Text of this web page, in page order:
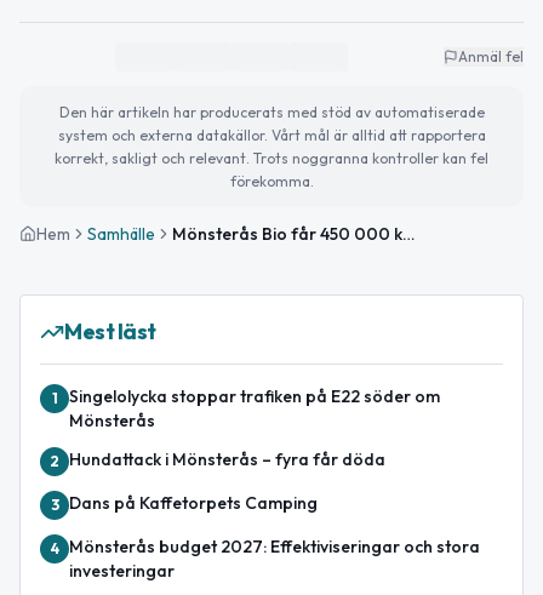
Anmäl fel
Den här artikeln har producerats med stöd av automatiserade
system och externa datakällor. Vårt mål är alltid att rapportera
korrekt, sakligt och relevant. Trots noggranna kontroller kan fel
förekomma.
Hem Samhälle Mönsterås Bio får 450 000 kronor i kommunbidrag
Mest läst
1
Singelolycka stoppar trafiken på E22 söder om
Mönsterås
2 Hundattack i Mönsterås – fyra får döda
3 Dans på Kaffetorpets Camping
4
Mönsterås budget 2027: Effektiviseringar och stora
investeringar